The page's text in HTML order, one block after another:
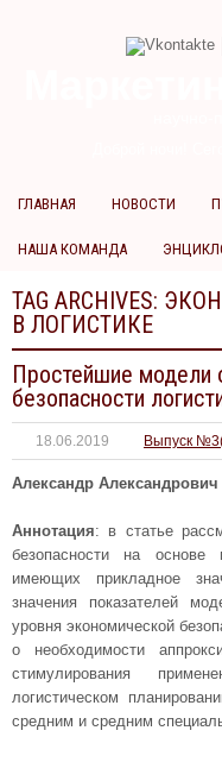
ГЛАВНАЯ НОВОСТИ
НАША КОМАНДА
TAG ARCHIVES:
В ЛОГИСТИКЕ
Простейшие модели
безопасности
18.06.2019 Выпуск
Александр
Аннотация: в статье
безопасности на основе
имеющих прикладное
значения показателей
уровня экономической
о необходимости
стимулирования
логистическом
средним и средним